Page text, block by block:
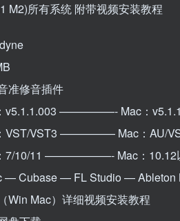
M2)所有系统 附带视频安装教程
准修音插件
v5.1.1.003 —————- Mac：
VST/VST3 ————— Mac：AU/
7/10/11 ——————- Mac：10.12以
— Cubase — FL Studio —
Win Mac）详细视频安装教程